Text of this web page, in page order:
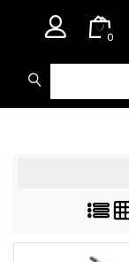
0
.